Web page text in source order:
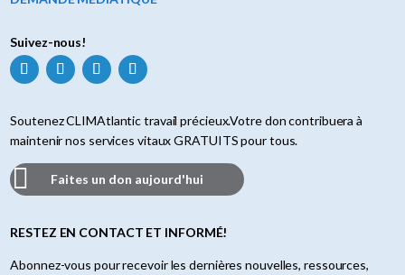
Suivez-nous!
Soutenez CLIMAtlantic travail précieux.Votre don contribuera à
maintenir nos services vitaux GRATUITS pour tous.
Faites un don aujourd'hui
RESTEZ EN CONTACT ET INFORMÉ!
Abonnez-vous pour recevoir les dernières nouvelles, ressources,